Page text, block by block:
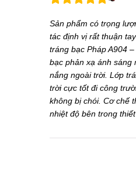
Sản phẩm có trọng
tác định vị rất thuận
tráng bạc Pháp A904
bạc phản xạ ánh sáng
nắng ngoài trời. Lớp
trời cực tốt đi công
không bị chói. Cơ chế
nhiệt độ bên trong